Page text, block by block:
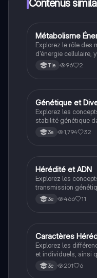
Contenus
SVT
Métabolisme
Explorez le rôle des
d'énergie cellulaire,
Krebs et la chaîne
document présente
Tle 96 2
SVT
Génétique et
Explorez les
stabilité génétique
caractères
localisation de
chromosomes dans
résumé.
3e 1,794 32
SVT
Hérédité et ADN
Explorez les
transmission
révision aborde la
héréditaires, et les
génétique et de la
3e 466 11
SVT
Caractères
Explorez les
et individuels, ainsi
l'environnement sur
des schémas
3e 201 6